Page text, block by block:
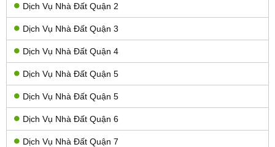
Dịch Vụ Nhà Đất Quận 2
Dịch Vụ Nhà Đất Quận 3
Dịch Vụ Nhà Đất Quận 4
Dịch Vụ Nhà Đất Quận 5
Dịch Vụ Nhà Đất Quận 5
Dịch Vụ Nhà Đất Quận 6
Dịch Vụ Nhà Đất Quận 7